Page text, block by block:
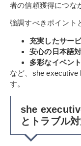
者の信頼獲得につな
強調すべきポイント
充実したサー
安心の日本語
多彩なイベン
など、she executive
す。
she
とトラブル